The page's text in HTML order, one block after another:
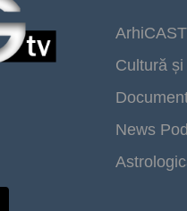
ArhiCAST
Cultură
News